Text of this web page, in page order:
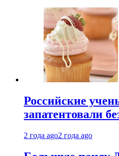
Российские
запатентовали
2 года ago2 года ago